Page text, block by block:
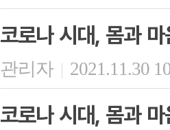
코로나 시대, 몸과
관리자 | 2021.11.30
코로나 시대, 몸과